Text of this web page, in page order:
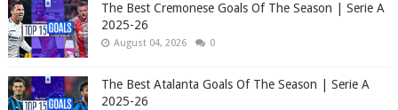
The Best Cremonese Goals Of The Season | Serie A
2025-26
August 04, 2026 0
The Best Atalanta Goals Of The Season | Serie A
2025-26